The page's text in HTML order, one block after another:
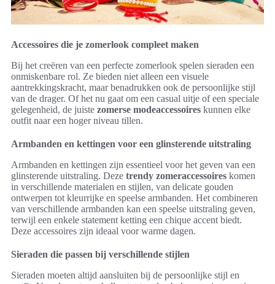
Accessoires die je zomerlook compleet maken
Bij het creëren van een perfecte zomerlook spelen sieraden een
onmiskenbare rol. Ze bieden niet alleen een visuele
aantrekkingskracht, maar benadrukken ook de persoonlijke stijl
van de drager. Of het nu gaat om een casual uitje of een speciale
gelegenheid, de juiste zomerse modeaccessoires kunnen elke
outfit naar een hoger niveau tillen.
Armbanden en kettingen voor een glinsterende uitstraling
Armbanden en kettingen zijn essentieel voor het geven van een
glinsterende uitstraling. Deze trendy zomeraccessoires komen
in verschillende materialen en stijlen, van delicate gouden
ontwerpen tot kleurrijke en speelse armbanden. Het combineren
van verschillende armbanden kan een speelse uitstraling geven,
terwijl een enkele statement ketting een chique accent biedt.
Deze accessoires zijn ideaal voor warme dagen.
Sieraden die passen bij verschillende stijlen
Sieraden moeten altijd aansluiten bij de persoonlijke stijl en